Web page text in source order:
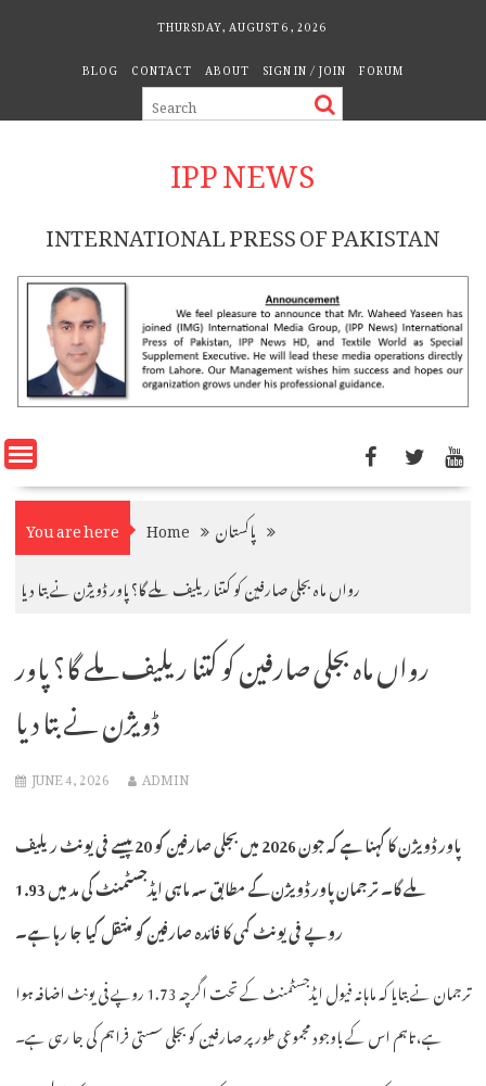
THURSDAY, AUGUST 6, 2026
BLOG CONTACT ABOUT SIGN IN / JOIN FORUM
IPP NEWS
INTERNATIONAL PRESS OF PAKISTAN
You are here Home
پاکستان
رواں ماہ بجلی صارفین کو کتنا ریلیف ملے گا؟ پاور ڈویژن نے بتا دیا
رواں ماہ بجلی صارفین کو کتنا ریلیف ملے گا؟ پاور
ڈویژن نے بتا دیا
JUNE 4, 2026 ADMIN
پاور ڈویژن کا کہنا ہے کہ جون 2026 میں بجلی صارفین کو 20 پیسے فی یونٹ ریلیف
ملے گا۔ ترجمان پاور ڈویژن کے مطابق سہ ماہی ایڈجسٹمنٹ کی مد میں 1.93
روپے فی یونٹ کمی کا فائدہ صارفین کو منتقل کیا جا رہا ہے۔
ترجمان نے بتایا کہ ماہانہ فیول ایڈجسٹمنٹ کے تحت اگرچہ 1.73 روپے فی یونٹ اضافہ ہوا
ہے، تاہم اس کے باوجود مجموعی طور پر صارفین کو بجلی سستی فراہم کی جا رہی ہے۔